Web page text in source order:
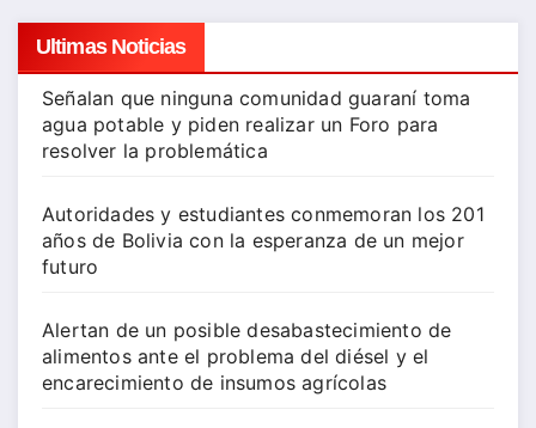
entradas
Ultimas Noticias
Señalan que ninguna comunidad guaraní toma
agua potable y piden realizar un Foro para
resolver la problemática
Autoridades y estudiantes conmemoran los 201
años de Bolivia con la esperanza de un mejor
futuro
Alertan de un posible desabastecimiento de
alimentos ante el problema del diésel y el
encarecimiento de insumos agrícolas